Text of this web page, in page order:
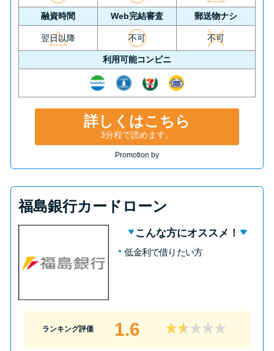
融資時間 Web完結審査 郵送物ナシ
翌日以降 不可 不可
利用可能コンビニ
詳しくはこちら
3分程で読めます。
Promotion by
福島銀行カードローン
こんな方にオススメ！
低金利で借りたい方
ランキング評価 1.6